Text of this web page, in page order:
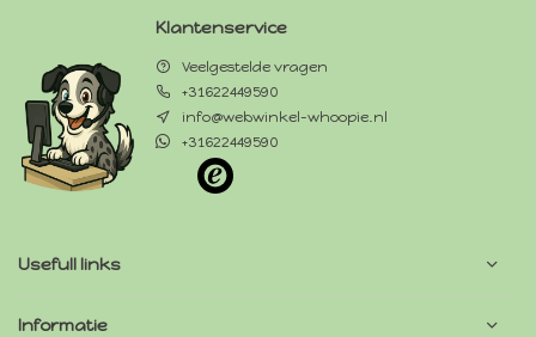
Klantenservice
Veelgestelde vragen
+31622449590
info@webwinkel-whoopie.nl
+31622449590
Usefull links
Informatie